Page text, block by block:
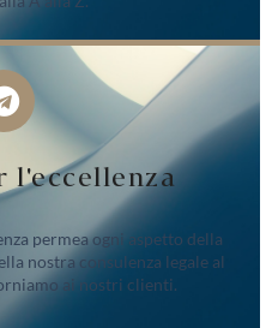
l'eccellenza
permea ogni aspetto della
nostra consulenza legale al
ai nostri clienti.